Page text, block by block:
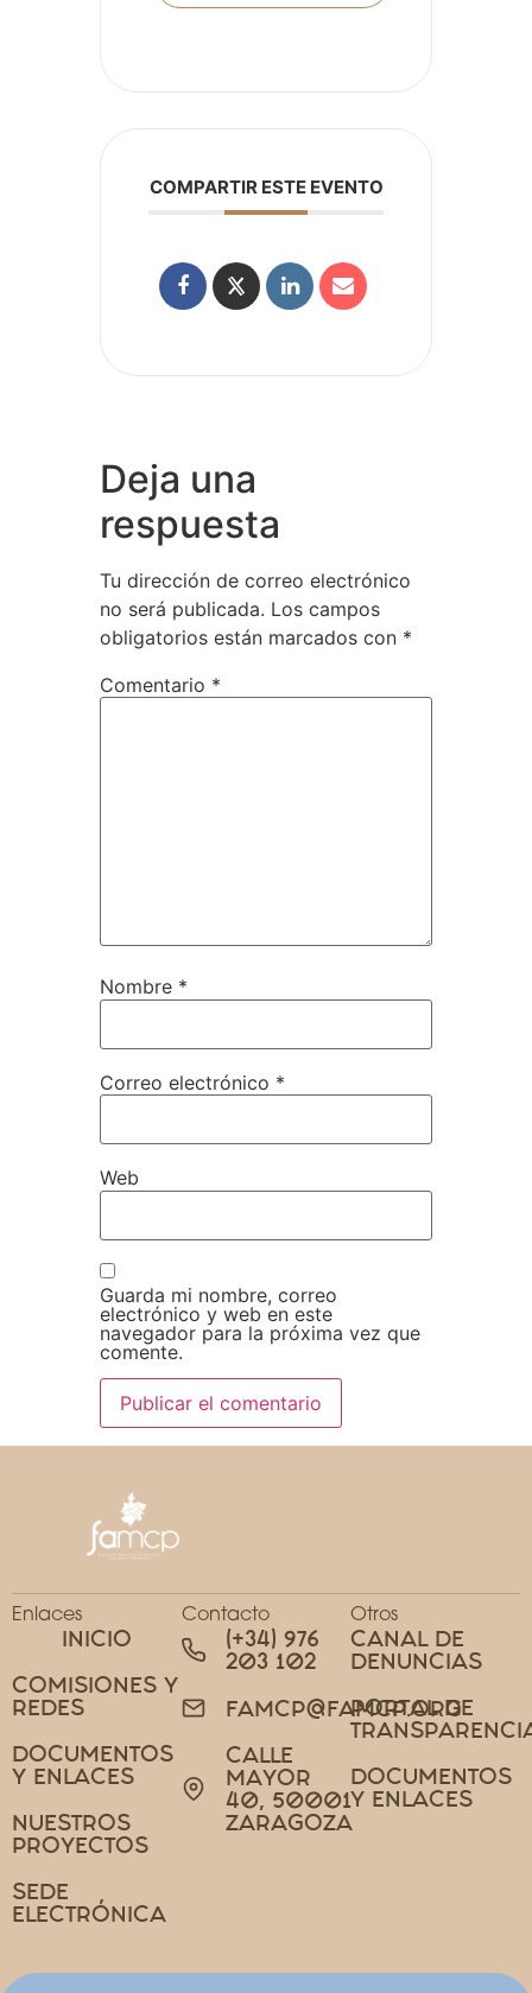
COMPARTIR ESTE EVENTO
Deja una
respuesta
Tu dirección de correo electrónico
no será publicada. Los campos
obligatorios están marcados con *
Comentario *
Nombre *
Correo electrónico *
Web
Guarda mi nombre, correo
electrónico y web en este
navegador para la próxima vez que
comente.
Enlaces
INICIO
COMISIONES Y
REDES
DOCUMENTOS
Y ENLACES
NUESTROS
PROYECTOS
SEDE
ELECTRÓNICA
Contacto
(+34) 976
203 102
FAMCP@FAMCP.ORG
CALLE
MAYOR
40, 50001
ZARAGOZA
Otros
CANAL DE
DENUNCIAS
PORTAL DE
DOCUMENTOS
Y ENLACES